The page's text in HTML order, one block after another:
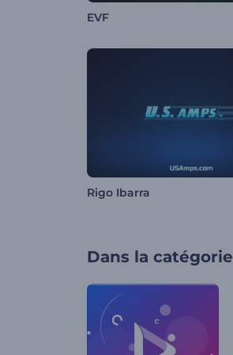
EVF
Rigo Ibarra
Dans la catégorie